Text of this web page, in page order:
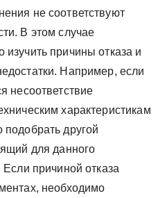
не соответствуют
В этом случае
причины отказа и
Например, если
несоответствие
характеристикам
другой
для данного
Если причиной отказа
необходимо